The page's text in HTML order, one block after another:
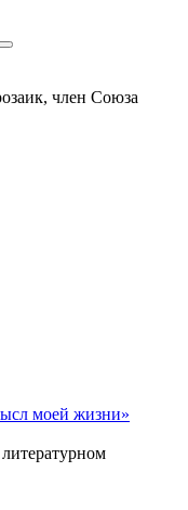
член Союза
моей жизни»